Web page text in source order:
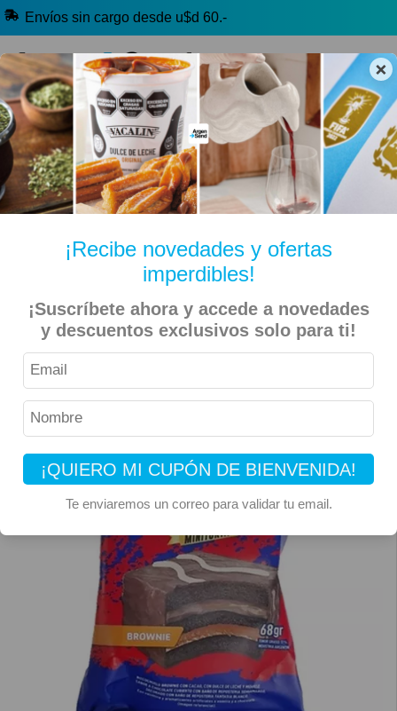
×
¡Recibe novedades y ofertas
imperdibles!
¡Suscríbete ahora y accede a novedades
y descuentos exclusivos solo para ti!
¡QUIERO MI CUPÓN DE BIENVENIDA!
Te enviaremos un correo para validar tu email.
Envíos sin cargo desde u$d 60.-
🔥 Alfajores y Golosinas
🧉 Clásicos argentinos 🏷️ Todas las categorías
Inicio Kiosko Dulce y Salado Alfajores y Conitos
ChocoFan – Alfajor Mini Torta Brownie con Dulce de Leche
– 68gr – 3 Unidades